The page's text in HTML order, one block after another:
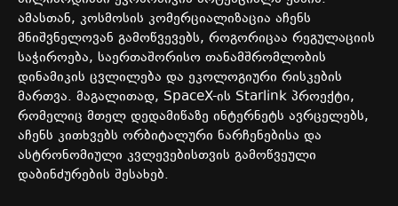
ამასთან, კოსმოსის კომერციალიზაცია აჩენს
მნიშვნელოვან გამოწვევებს, როგორიცაა რეგულაციის
საჭიროება, საერთაშორისო თანამშრომლობის
დინამიკის ცვლილება და ეკოლოგიური რისკების
მართვა. მაგალითად, SpaceX-ის Starlink პროექტი,
რომელიც მთელ დედამიწაზე ინტერნეტს ავრცელებს,
აჩენს კითხვებს ორბიტალური ნარჩენებისა და
ასტრონომიული კვლევებისთვის გამოწვეული
დაბინძურების შესახებ.